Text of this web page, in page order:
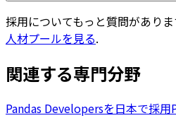
採用についてもっと質問があり
人材プールを見る.
関連する専門分野
Pandas Developersを日本で採用